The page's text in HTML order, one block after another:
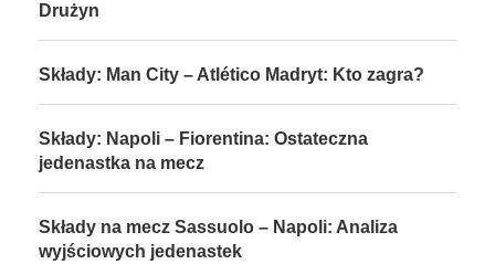
Drużyn
Składy: Man City – Atlético Madryt: Kto zagra?
Składy: Napoli – Fiorentina: Ostateczna
jedenastka na mecz
Składy na mecz Sassuolo – Napoli: Analiza
wyjściowych jedenastek